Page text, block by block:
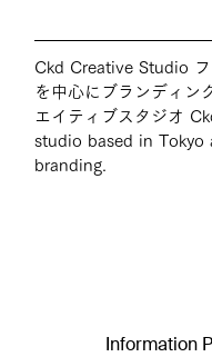
Ckd Creative Studio
を中心にブランディン
エイティブスタジオ
studio based in Tokyo
branding.
Information